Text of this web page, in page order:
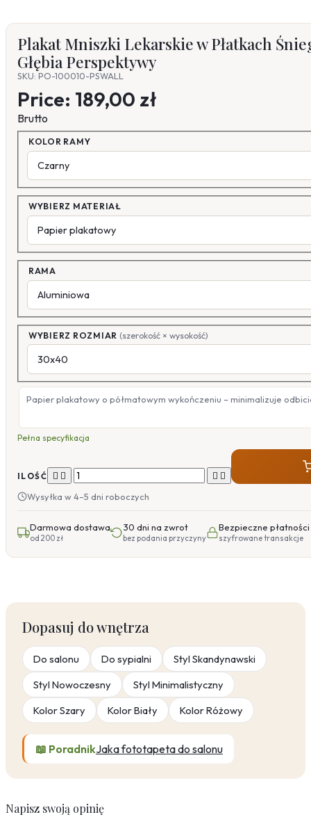
Plakat Mniszki Lekarskie w Płatkach
Głębia Perspektywy
SKU: PO-100010-PSWALL
Price: 189,00 zł
Brutto
KOLOR RAMY
WYBIERZ MATERIAŁ
RAMA
WYBIERZ ROZMIAR (szerokość × wysokość)
Papier plakatowy o półmatowym wykończeniu – minimalizuje
Pełna specyfikacja
ILOŚĆ    
Wysyłka w 4–5 dni roboczych
Darmowa dostawa
od 200 zł
30 dni na zwrot
bez podania przyczyny
Bezpieczne płatności
szyfrowane transakcje
Dopasuj do wnętrza
Do salonu Do sypialni
Styl Skandynawski
Styl Nowoczesny
Styl Minimalistyczny
Kolor Szary
Kolor Biały Kolor Różowy
📖 PoradnikJaka fototapeta do salonu
Napisz swoją opinię